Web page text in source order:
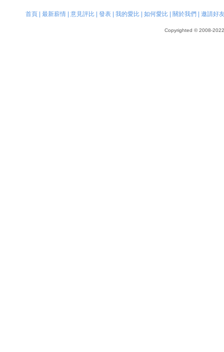
首頁| 最新薪情| 意見評比| 發表| 我的愛比| 如何愛比| 關於我們 邀請好
Copyrighted © 2008-